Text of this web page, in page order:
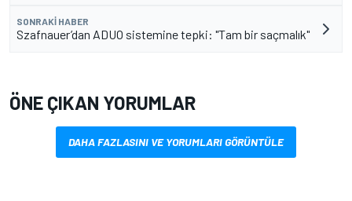
SONRAKI HABER
Szafnauer’dan ADUO sistemine tepki: "Tam bir saçmalık"
ÖNE ÇIKAN YORUMLAR
DAHA FAZLASINI VE YORUMLARI GÖRÜNTÜLE